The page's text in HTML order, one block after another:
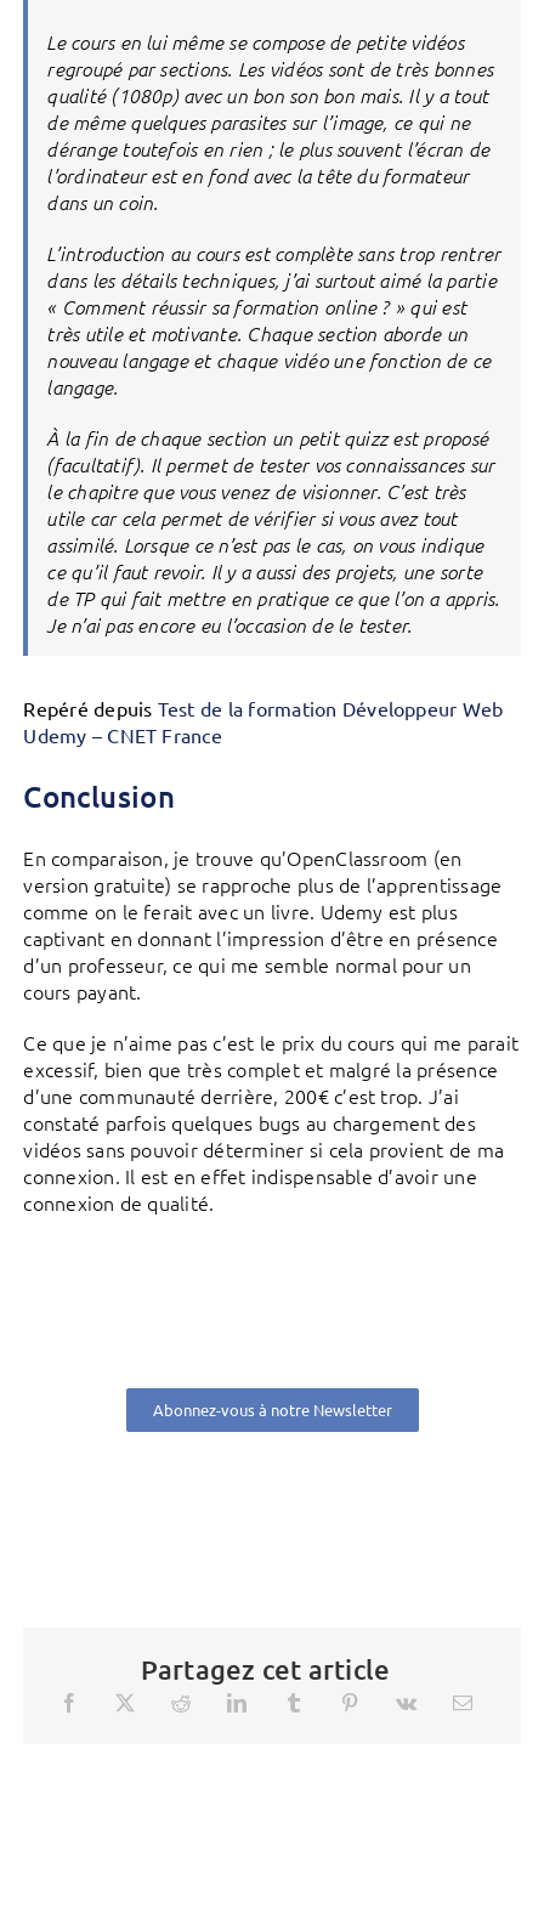
Le cours en lui même se compose de petite vidéos
regroupé par sections. Les vidéos sont de très bonnes
qualité (1080p) avec un bon son bon mais. Il y a tout
de même quelques parasites sur l’image, ce qui ne
dérange toutefois en rien ; le plus souvent l’écran de
l’ordinateur est en fond avec la tête du formateur
dans un coin.
L’introduction au cours est complète sans trop rentrer
dans les détails techniques, j’ai surtout aimé la partie
« Comment réussir sa formation online ? » qui est
très utile et motivante. Chaque section aborde un
nouveau langage et chaque vidéo une fonction de ce
langage.
À la fin de chaque section un petit quizz est proposé
(facultatif). Il permet de tester vos connaissances sur
le chapitre que vous venez de visionner. C’est très
utile car cela permet de vérifier si vous avez tout
assimilé. Lorsque ce n’est pas le cas, on vous indique
ce qu’il faut revoir. Il y a aussi des projets, une sorte
de TP qui fait mettre en pratique ce que l’on a appris.
Je n’ai pas encore eu l’occasion de le tester.
Repéré depuis Test de la formation Développeur Web
Udemy – CNET France
Conclusion
En comparaison, je trouve qu’OpenClassroom (en
version gratuite) se rapproche plus de l’apprentissage
comme on le ferait avec un livre. Udemy est plus
captivant en donnant l’impression d’être en présence
d’un professeur, ce qui me semble normal pour un
cours payant.
Ce que je n’aime pas c’est le prix du cours qui me parait
excessif, bien que très complet et malgré la présence
d’une communauté derrière, 200€ c’est trop. J’ai
constaté parfois quelques bugs au chargement des
vidéos sans pouvoir déterminer si cela provient de ma
connexion. Il est en effet indispensable d’avoir une
connexion de qualité.
Abonnez-vous à notre Newsletter
Partagez cet article